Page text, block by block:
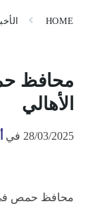
HOME
محافظ
الأهالي
28/03/2025 في
محافظ حمص في